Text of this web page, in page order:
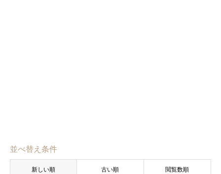
並べ替え条件
新しい順 古い順 閲覧数順